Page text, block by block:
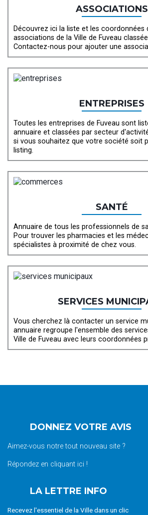
ASSOCIATIONS
Découvrez ici la liste et les coordonnées
associations de la Ville de Fuveau
Contactez-nous pour ajouter une
ENTREPRISES
Toutes les entreprises de Fuveau sont
annuaire et classées par secteur
si vous souhaitez que votre société soit
listing.
SANTÉ
Annuaire de tous les professionnels de
Pour trouver les pharmacies et les
spécialistes à proximité de chez vous.
SERVICES
Vous cherchez là contacter un service
annuaire regroupe l'ensemble des
Ville de Fuveau avec leurs coordonnées
DONNEZ VOTRE AVIS
Aimez-vous notre tout nouveau site ?
Répondez en cliquant ici !
LA LETTRE INFO
Recevez l'essentiel de la Ville dans un clic